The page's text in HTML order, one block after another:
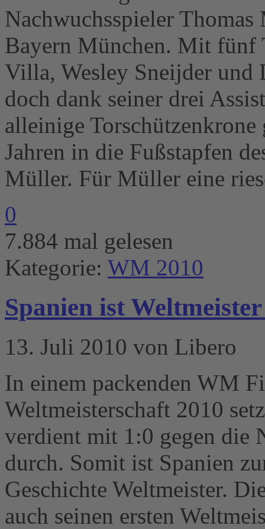
Nachwuchsspieler
Bayern München. Mit fünf
Villa, Wesley Sneijder und
doch dank seiner drei
alleinige
Jahren in die Fußstapfen
Müller. Für Müller eine
0
7.884 mal gelesen
Kategorie: WM 2010
Spanien ist
13. Juli 2010 von Libero
In einem packenden WM
Weltmeisterschaft 2010
verdient mit 1:0 gegen die
durch. Somit ist Spanien
Geschichte Weltmeister.
auch seinen ersten